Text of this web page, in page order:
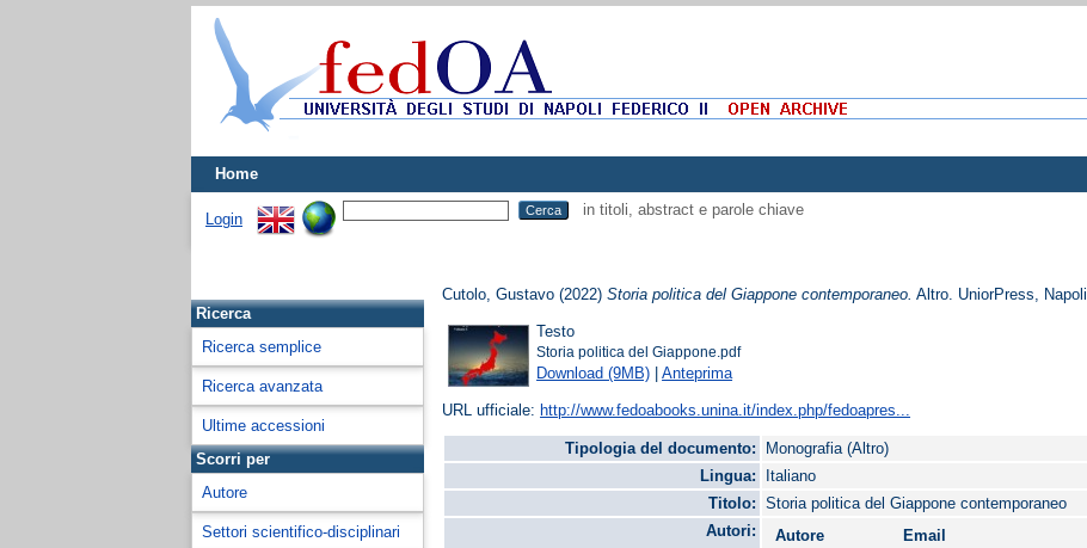
Home
Login
in titoli, abstract e parole chiave
Ricerca
Ricerca semplice
Ricerca avanzata
Ultime accessioni
Scorri per
Autore
Settori scientifico-disciplinari
Cutolo, Gustavo (2022)Storia politica del Giappone contemporaneo. Altro. UniorPress, Napoli.
Testo
Storia politica del Giappone.pdf
Download (9MB) |Anteprima
URL ufficiale:http://www.fedoabooks.unina.it/index.php/fedoapres...
Tipologia del documento:
Monografia (Altro)
Lingua:
Italiano
Titolo:
Storia politica del Giappone contemporaneo
Autori:
Autore
Email